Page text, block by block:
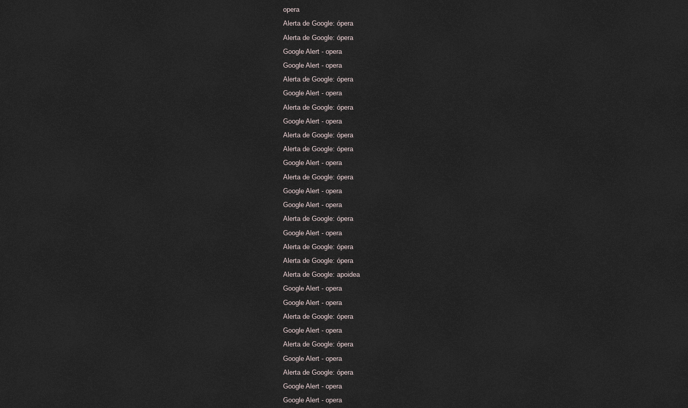
opera
Alerta de Google: ópera
Alerta de Google: ópera
Google Alert - opera
Google Alert - opera
Alerta de Google: ópera
Google Alert - opera
Alerta de Google: ópera
Google Alert - opera
Alerta de Google: ópera
Alerta de Google: ópera
Google Alert - opera
Alerta de Google: ópera
Google Alert - opera
Google Alert - opera
Alerta de Google: ópera
Google Alert - opera
Alerta de Google: ópera
Alerta de Google: ópera
Alerta de Google: apoidea
Google Alert - opera
Google Alert - opera
Alerta de Google: ópera
Google Alert - opera
Alerta de Google: ópera
Google Alert - opera
Alerta de Google: ópera
Google Alert - opera
Google Alert - opera